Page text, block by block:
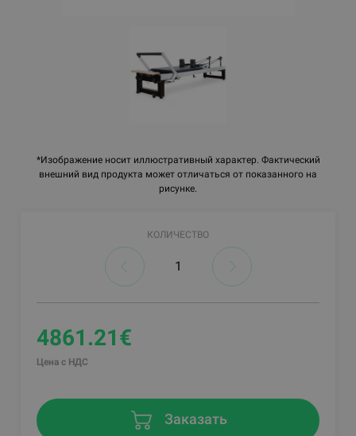
*Изображение носит иллюстративный характер. Фактический
внешний вид продукта может отличаться от показанного на
рисунке.
КОЛИЧЕСТВО
4861.21€
Цена с НДС
Заказать